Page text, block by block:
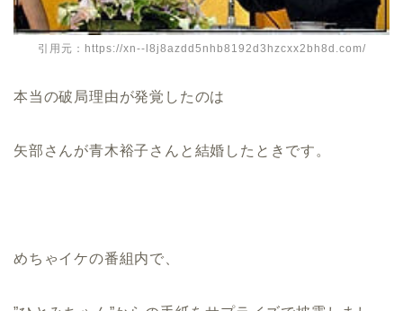
引用元：https://xn--l8j8azdd5nhb8192d3hzcxx2bh8d.com/
本当の破局理由が発覚したのは
矢部さんが青木裕子さんと結婚したときです。
めちゃイケの番組内で、